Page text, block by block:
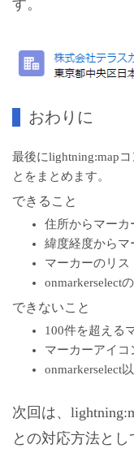
す。
おわりに
最後にlightning:map
とをまとめます。
できること
住所からマーカ
緯度経度からマ
マーカーのリス
onmarkerselect
できないこと
100件を超える
マーカーアイコ
onmarkerselect
次回は、
との対応方法とし